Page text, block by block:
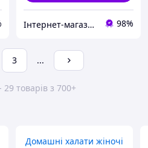
Інтернет-магазин "Carmen" 98%
3 ...
товарів з 700+
Домашні халати жіночі